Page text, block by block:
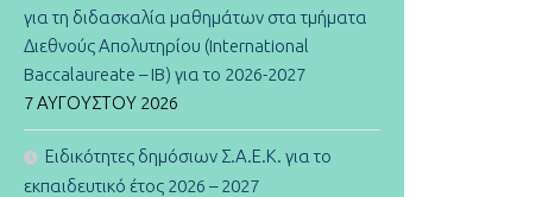
για τη διδασκαλία μαθημάτων στα τμήματα
Διεθνούς Απολυτηρίου (International
Baccalaureate – IB) για το 2026-2027
7 ΑΥΓΟΎΣΤΟΥ 2026
Ειδικότητες δημόσιων Σ.Α.Ε.Κ. για το
εκπαιδευτικό έτος 2026 – 2027